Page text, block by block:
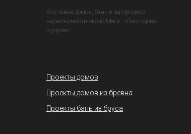
Выставка домов, бань и загородной
недвижимости около Меги - «Эксподом»
Кудрово
Проекты домов
Проекты домов из бревна
Проекты бань из бруса